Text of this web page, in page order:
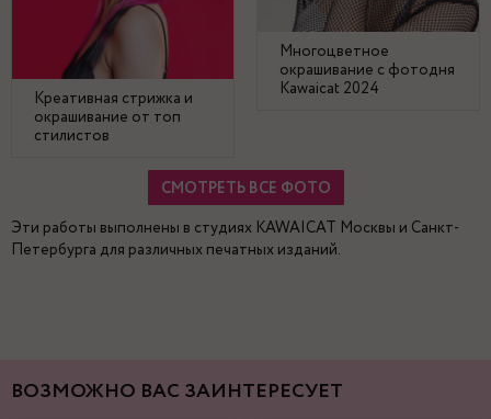
Многоцветное
окрашивание с фотодня
Kawaicat 2024
Креативная стрижка и
окрашивание от топ
стилистов
СМОТРЕТЬ ВСЕ ФОТО
Эти работы выполнены в студиях KAWAICAT Москвы и Санкт-
Петербурга для различных печатных изданий.
ВОЗМОЖНО ВАС ЗАИНТЕРЕСУЕТ